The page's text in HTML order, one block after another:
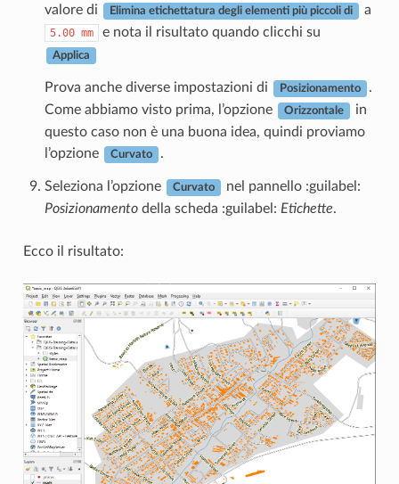
valore di
Elimina etichettatura degli elementi più piccoli di a
5.00 mm e nota il risultato quando clicchi su
Applica
Prova anche diverse impostazioni di Posizionamento
.
Come abbiamo visto prima, l’opzione
Orizzontale
in
questo caso non è una buona idea, quindi proviamo
l’opzione
Curvato .
Seleziona l’opzione Curvato
nel pannello :guilabel:
Posizionamentodella scheda :guilabel: Etichette.
Ecco il risultato: